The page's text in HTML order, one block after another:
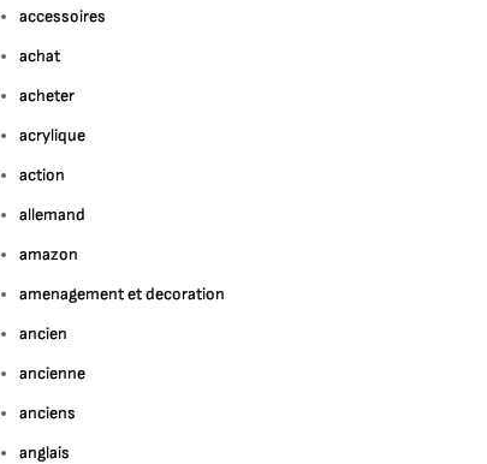
accessoires
achat
acheter
acrylique
action
allemand
amazon
amenagement et decoration
ancien
ancienne
anciens
anglais